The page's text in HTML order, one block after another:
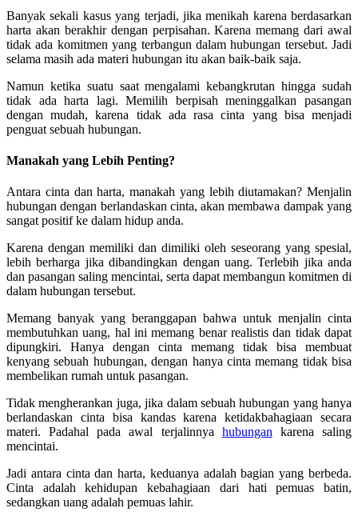
Banyak sekali kasus yang terjadi, jika menikah karena berdasarkan
harta akan berakhir dengan perpisahan. Karena memang dari awal
tidak ada komitmen yang terbangun dalam hubungan tersebut. Jadi
selama masih ada materi hubungan itu akan baik-baik saja.
Namun ketika suatu saat mengalami kebangkrutan hingga sudah
tidak ada harta lagi. Memilih berpisah meninggalkan pasangan
dengan mudah, karena tidak ada rasa cinta yang bisa menjadi
penguat sebuah hubungan.
Manakah yang Lebih Penting?
Antara cinta dan harta, manakah yang lebih diutamakan? Menjalin
hubungan dengan berlandaskan cinta, akan membawa dampak yang
sangat positif ke dalam hidup anda.
Karena dengan memiliki dan dimiliki oleh seseorang yang spesial,
lebih berharga jika dibandingkan dengan uang. Terlebih jika anda
dan pasangan saling mencintai, serta dapat membangun komitmen di
dalam hubungan tersebut.
Memang banyak yang beranggapan bahwa untuk menjalin cinta
membutuhkan uang, hal ini memang benar realistis dan tidak dapat
dipungkiri. Hanya dengan cinta memang tidak bisa membuat
kenyang sebuah hubungan, dengan hanya cinta memang tidak bisa
membelikan rumah untuk pasangan.
Tidak mengherankan juga, jika dalam sebuah hubungan yang hanya
berlandaskan cinta bisa kandas karena ketidakbahagiaan secara
materi. Padahal pada awal terjalinnya hubungan karena saling
mencintai.
Jadi antara cinta dan harta, keduanya adalah bagian yang berbeda.
Cinta adalah kehidupan kebahagiaan dari hati pemuas batin,
sedangkan uang adalah pemuas lahir.